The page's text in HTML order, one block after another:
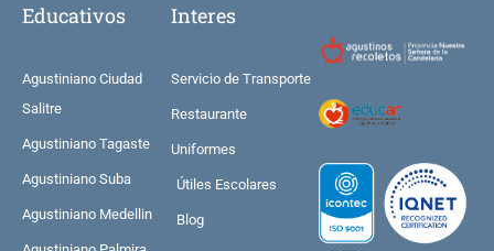
Educativos
Agustiniano Ciudad
Salitre
Agustiniano Tagaste
Agustiniano Suba
Agustiniano Medellin
Interes
Servicio de Transporte
Restaurante
Uniformes
Útiles Escolares
Blog